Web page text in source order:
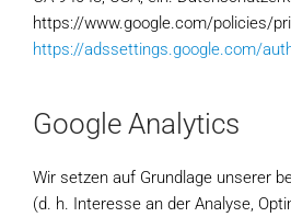
https://www.google.com/policies/
https://adssettings.google.com/
Google Analytics
Wir setzen auf Grundlage unserer
(d. h. Interesse an der Analyse,